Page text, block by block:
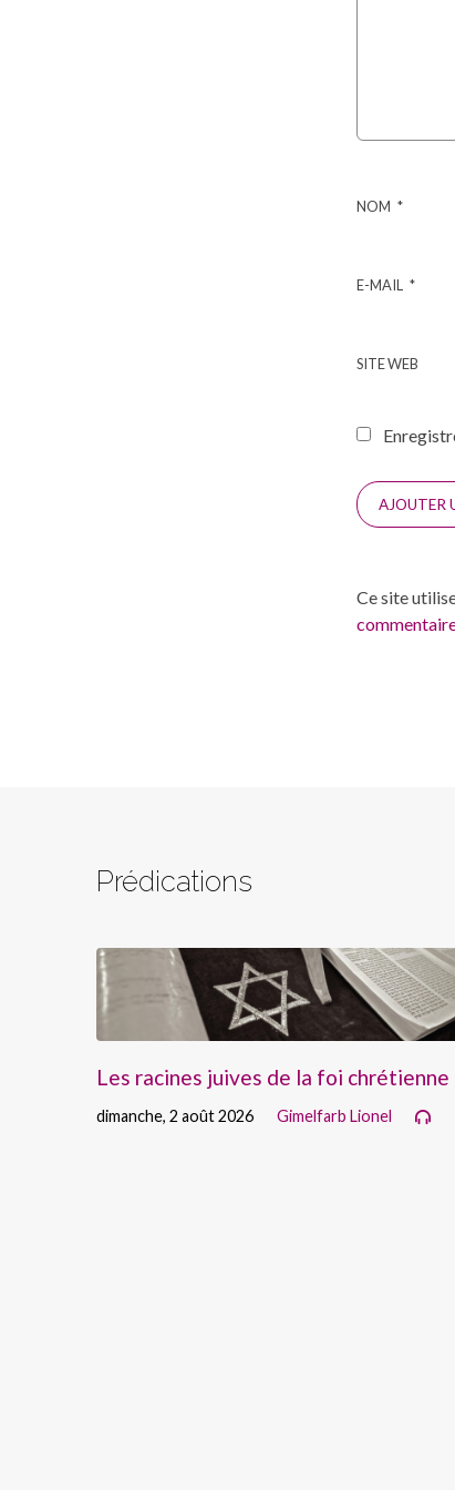
NOM *
E-MAIL *
SITE WEB
Ce site
Prédications
Les racines juives de la foi chrétienne
dimanche, 2 août 2026 Gimelfarb Lionel